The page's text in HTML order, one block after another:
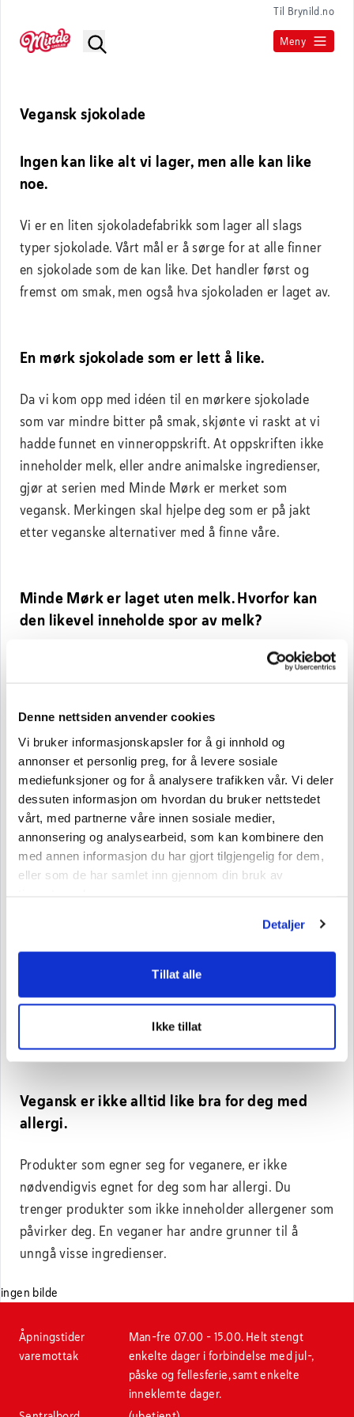
Denne nettsiden anvender cookies
Vi bruker informasjonskapsler for å gi innhold og
annonser et personlig preg, for å levere sosiale
mediefunksjoner og for å analysere trafikken vår. Vi deler
dessuten informasjon om hvordan du bruker nettstedet
vårt, med partnerne våre innen sosiale medier,
annonsering og analysearbeid, som kan kombinere den
med annen informasjon du har gjort tilgjengelig for dem,
eller som de har samlet inn gjennom din bruk av
Detaljer
Tillat alle
Ikke tillat
Til Brynild.no
Meny
Vegansk sjokolade
Ingen kan like alt vi lager, men alle kan like
noe.
Vi er en liten sjokoladefabrikk som lager all slags
typer sjokolade. Vårt mål er å sørge for at alle finner
en sjokolade som de kan like. Det handler først og
fremst om smak, men også hva sjokoladen er laget av.
En mørk sjokolade som er lett å like.
Da vi kom opp med idéen til en mørkere sjokolade
som var mindre bitter på smak, skjønte vi raskt at vi
hadde funnet en vinneroppskrift. At oppskriften ikke
inneholder melk, eller andre animalske ingredienser,
gjør at serien med Minde Mørk er merket som
vegansk. Merkingen skal hjelpe deg som er på jakt
etter veganske alternativer med å finne våre.
Minde Mørk er laget uten melk. Hvorfor kan
den likevel inneholde spor av melk?
Vi lager sjokoladen helt uten melk. Det vil si at melk
produksjonslinje til all sjokolade vi lager. Derfor er det
ikke 100 % sikkert at absolutt alle melkerester fra
forrige produksjon er fjernet.
Vi gjør vårt beste for at risikoen skal bli minst
mulig.
Når vi skal lage Minde Mørk, sørger vi for å skylle
gjennom produksjonsutstyret med mørk melkefri
sjokolade først. Det bidrar mye, men 100 % sikkert
bidrar til at det blir produsert eller brukt mer kumelk
her i verden ved å kjøpe Minde Mørk.
Vegansk er ikke alltid like bra for deg med
allergi.
Produkter som egner seg for veganere, er ikke
nødvendigvis egnet for deg som har allergi. Du
trenger produkter som ikke inneholder allergener som
påvirker deg. En veganer har andre grunner til å
unngå visse ingredienser.
ingen bilde
Åpningstider
varemottak
Man-fre 07.00 - 15.00. Helt stengt
enkelte dager i forbindelse med jul-,
påske og fellesferie, samt enkelte
inneklemte dager.